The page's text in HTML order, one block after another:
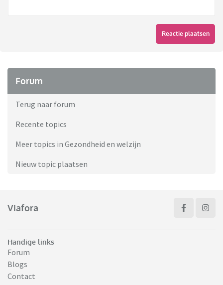
Reactie plaatsen
Forum
Terug naar forum
Recente topics
Meer topics in Gezondheid en welzijn
Nieuw topic plaatsen
Viafora
Handige links
Forum
Blogs
Contact